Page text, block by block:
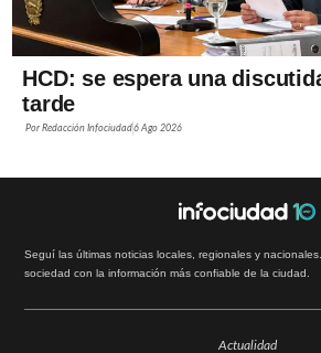
HCD: se espera una
tarde
PorRedacción Infociudad6 Ago 2026
Seguí las últimas noticias locales, regionales y
sociedad con la información más confiable de la ciudad.
Actualidad